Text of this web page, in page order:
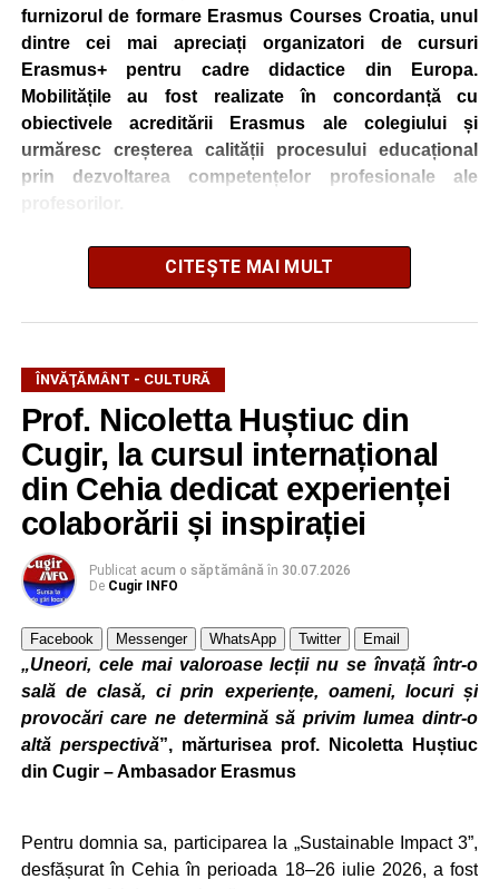
furnizorul de formare Erasmus Courses Croatia, unul
dintre cei mai apreciați organizatori de cursuri
Erasmus+ pentru cadre didactice din Europa.
Mobilitățile au fost realizate în concordanță cu
obiectivele acreditării Erasmus ale colegiului și
urmăresc creșterea calității procesului educațional
prin dezvoltarea competențelor profesionale ale
Cadrele didactice au participat la cursurile
Eco-Lifestyles”și„Latest Digital, ICT & AI Solutions
ChatGPT, DeepSeek, Multimedia, Storytelling, Game-
Based Learning & Smart Assessment Strategies”
programe care au abordat teme de actualitate privind
educația pentru dezvoltare durabilă și integrarea
tehnologiilor digitale și a inteligenței artificiale în procesul
de predare-învățare.
Pe parcursul celor cinci zile de formare, profesorii au
descoperit metode moderne de proiectare a activităților
inteligență artificială, tehnici de storytelling, învățare prin
joc, evaluare inteligentă și modalități de promovare a unui
stil de viață sustenabil în rândul elevilor.
„Activitățile desfășurate au avut un puternic caracter
practic și colaborativ, oferind participanților oportunitatea
CITEȘTE MAI MULT
ÎNVĂŢĂMÂNT - CULTURĂ
Prof. Nicoletta Huștiuc din
Cugir, la cursul internațional
din Cehia dedicat experienței
colaborării și inspirației
Publicat acum o săptămână în 30.07.2026
De Cugir INFO
Facebook Messenger WhatsApp Twitter Email
„Uneori, cele mai valoroase lecții nu se învață într-o
sală de clasă, ci prin experiențe, oameni, locuri și
provocări care ne determină să privim lumea dintr-o
altă perspectivă”, mărturisea prof. Nicoletta Huștiuc
din Cugir – Ambasador Erasmus
Pentru domnia sa, participarea la „Sustainable Impact 3”,
desfășurat în Cehia în perioada 18–26 iulie 2026, a fost